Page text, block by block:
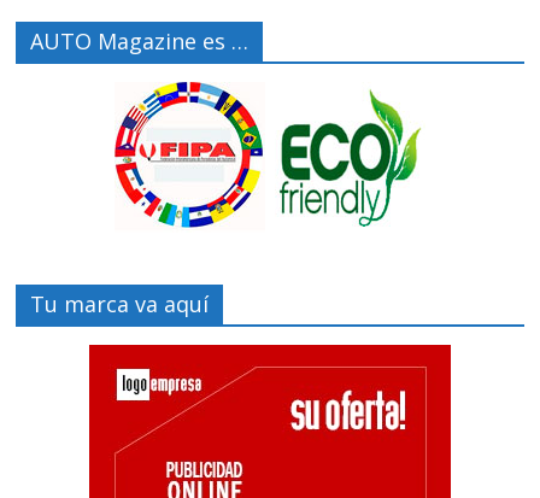
AUTO Magazine es …
Tu marca va aquí